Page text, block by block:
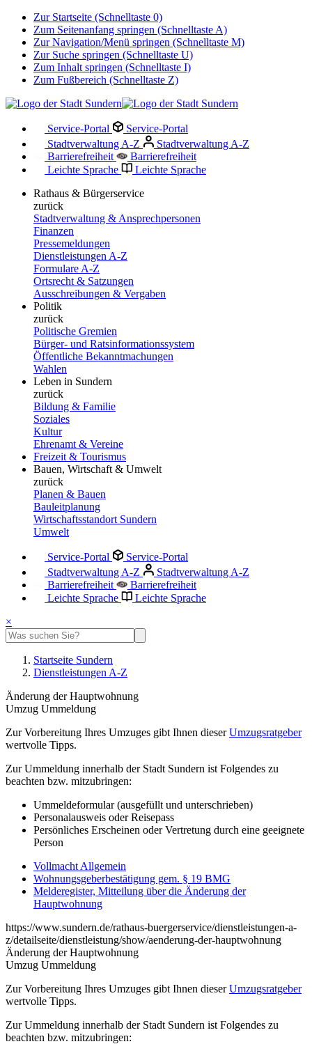
Zur Startseite (Schnelltaste 0)
Zum Seitenanfang springen (Schnelltaste A)
Zur Navigation/Menü springen (Schnelltaste M)
Zur Suche springen (Schnelltaste U)
Zum Inhalt springen (Schnelltaste I)
Zum Fußbereich (Schnelltaste Z)
Service-Portal
Service-Portal
Stadtverwaltung A-Z
Stadtverwaltung A-Z
Barrierefreiheit
Barrierefreiheit
Leichte Sprache
Leichte Sprache
Rathaus & Bürgerservice
zurück
Stadtverwaltung & Ansprechpersonen
Finanzen
Pressemeldungen
Dienstleistungen A-Z
Formulare A-Z
Ortsrecht & Satzungen
Ausschreibungen & Vergaben
Politik
zurück
Politische Gremien
Bürger- und Ratsinformationssystem
Öffentliche Bekanntmachungen
Wahlen
Leben in Sundern
zurück
Bildung & Familie
Soziales
Kultur
Ehrenamt & Vereine
Freizeit & Tourismus
Bauen, Wirtschaft & Umwelt
zurück
Planen & Bauen
Bauleitplanung
Wirtschaftsstandort Sundern
Umwelt
Service-Portal
Service-Portal
Stadtverwaltung A-Z
Stadtverwaltung A-Z
Barrierefreiheit
Barrierefreiheit
Leichte Sprache
Leichte Sprache
×
Startseite Sundern
Dienstleistungen A-Z
Änderung der Hauptwohnung
Umzug Ummeldung
Zur Vorbereitung Ihres Umzuges gibt Ihnen dieserUmzugsratgeber
wertvolle Tipps.
Zur Ummeldung innerhalb der Stadt Sundern ist Folgendes zu
beachten bzw. mitzubringen:
Ummeldeformular (ausgefüllt und unterschrieben)
Personalausweis oder Reisepass
Persönliches Erscheinen oder Vertretung durch eine geeignete
Person
Vollmacht Allgemein
Wohnungsgeberbestätigung gem. § 19 BMG
Melderegister, Mitteilung über die Änderung der
Hauptwohnung
https://www.sundern.de/rathaus-buergerservice/dienstleistungen-a-
z/detailseite/dienstleistung/show/aenderung-der-hauptwohnung
Änderung der Hauptwohnung
Umzug Ummeldung
Zur Vorbereitung Ihres Umzuges gibt Ihnen dieserUmzugsratgeber
wertvolle Tipps.
Zur Ummeldung innerhalb der Stadt Sundern ist Folgendes zu
beachten bzw. mitzubringen: